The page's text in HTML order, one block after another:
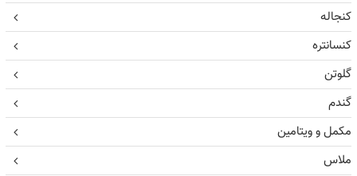
کنجاله
کنسانتره
گلوتن
گندم
مکمل و ویتامین
ملاس